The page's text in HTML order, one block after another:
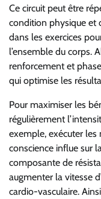
Ce circuit peut être
condition physique et
dans les exercices
l’ensemble du corps.
renforcement et
qui optimise les
Pour maximiser les
régulièrement
exemple, exécuter
conscience influe sur
composante de
augmenter la vitesse
cardio-vasculaire.